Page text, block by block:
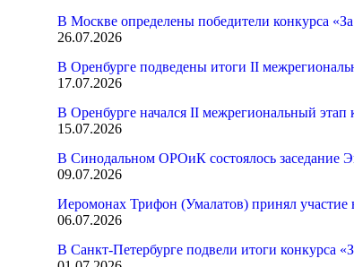
В Москве определены победители конкурса
26.07.2026
В Оренбурге подведены итоги II
17.07.2026
В Оренбурге начался II межрегиональный
15.07.2026
В Синодальном ОРОиК состоялось заседание
09.07.2026
Иеромонах Трифон (Умалатов) принял участие
06.07.2026
В Санкт-Петербурге подвели итоги конкурса